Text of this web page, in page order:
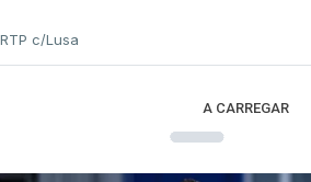
RTP c/Lusa
A CARREGAR